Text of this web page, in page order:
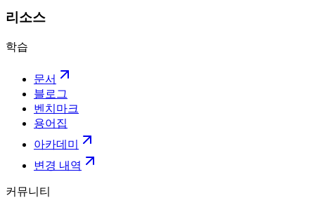
리소스
학습
문서
블로그
벤치마크
용어집
아카데미
변경 내역
커뮤니티